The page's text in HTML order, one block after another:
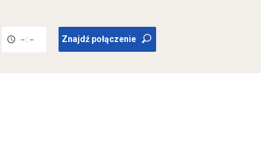
-- : -- Znajdź połączenie